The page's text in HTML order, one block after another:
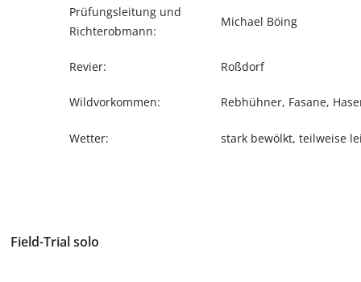
Prüfungsleitung und
Richterobmann:
Michael Böing
Revier: Roßdorf
Wildvorkommen: Rebhühner, Fasane,
Wetter: stark bewölkt, teilweise
Field-Trial solo